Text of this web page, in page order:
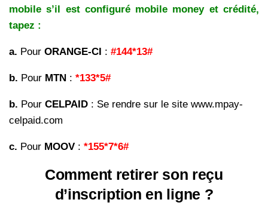
mobile s’il est configuré mobile money et crédité,
tapez :
a. Pour ORANGE-CI : #144*13#
b. Pour MTN : *133*5#
b. Pour CELPAID : Se rendre sur le site www.mpay-
celpaid.com
c. Pour MOOV : *155*7*6#
Comment retirer son reçu
d’inscription en ligne ?